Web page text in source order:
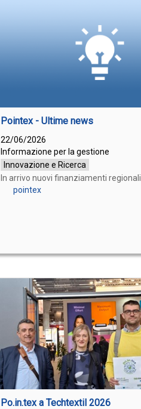
Pointex - Ultime news
22/06/2026
Informazione per la gestione
Innovazione e Ricerca
In arrivo nuovi finanziamenti regionali
pointex
Po.in.tex a Techtextil 2026